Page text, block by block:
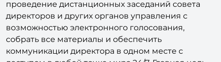
проведение дистанционных заседаний совета
директоров и других органов управления с
возможностью электронного голосования,
собрать все материалы и обеспечить
коммуникации директора в одном месте с